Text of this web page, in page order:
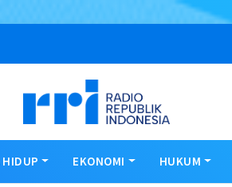
HIDUP EKONOMI HUKUM